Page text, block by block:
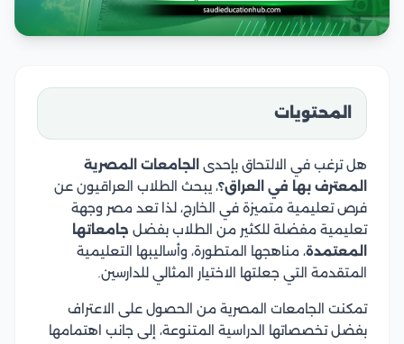
المحتويات
هل ترغب في الالتحاق بإحدى الجامعات المصرية
المعترف بها في العراق؟، يبحث الطلاب العراقيون عن
فرص تعليمية متميزة في الخارج، لذا تعد مصر وجهة
تعليمية مفضلة للكثير من الطلاب بفضل جامعاتها
المعتمدة، مناهجها المتطورة، وأساليبها التعليمية
المتقدمة التي جعلتها الاختيار المثالي للدارسين.
تمكنت الجامعات المصرية من الحصول على الاعتراف
بفضل تخصصاتها الدراسية المتنوعة، إلى جانب اهتمامها